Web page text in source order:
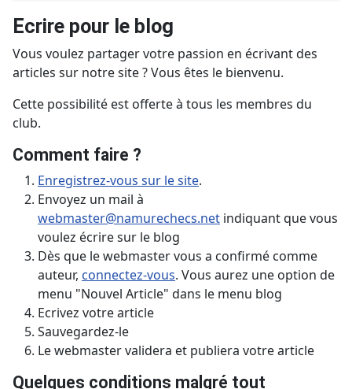
Ecrire pour le blog
Vous voulez partager votre passion en écrivant des
articles sur notre site ? Vous êtes le bienvenu.
Cette possibilité est offerte à tous les membres du
club.
Comment faire ?
Enregistrez-vous sur le site.
Envoyez un mail à
webmaster@namurechecs.net indiquant que vous
voulez écrire sur le blog
Dès que le webmaster vous a confirmé comme
auteur, connectez-vous. Vous aurez une option de
menu "Nouvel Article" dans le menu blog
Ecrivez votre article
Sauvegardez-le
Le webmaster validera et publiera votre article
Quelques conditions malgré tout